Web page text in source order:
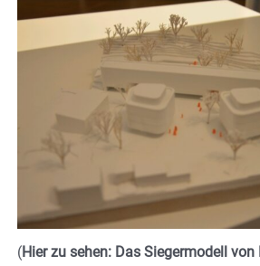
(Hier zu sehen: Das Siegermodell von